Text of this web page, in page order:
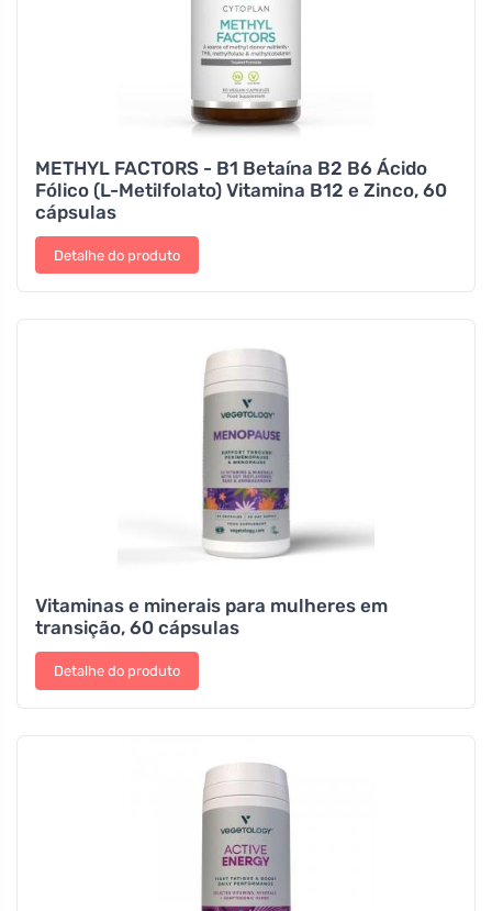
METHYL FACTORS - B1 Betaína B2 B6 Ácido
Fólico (L-Metilfolato) Vitamina B12 e Zinco, 60
cápsulas
Detalhe do produto
Vitaminas e minerais para mulheres em
transição, 60 cápsulas
Detalhe do produto